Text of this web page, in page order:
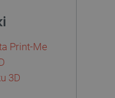
Print-Me
3D